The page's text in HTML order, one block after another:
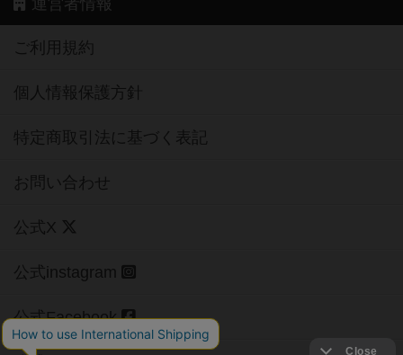
運営者情報
ご利用規約
個人情報保護方針
特定商取引法に基づく表記
お問い合わせ
公式X
公式instagram
公式Facebook